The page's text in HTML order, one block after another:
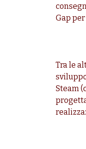
Gap
Tra le
Steam